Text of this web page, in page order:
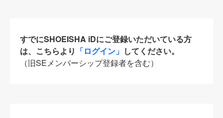
すでにSHOEISHA iDにご登録いただいている方
は、こちらより 「ログイン」 してください。
（旧SEメンバーシップ登録者を含む）